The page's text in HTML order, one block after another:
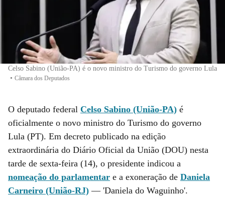
Celso Sabino (União-PA) é o novo ministro do Turismo do governo Lula
• Câmara dos Deputados
O deputado federal Celso Sabino (União-PA) é
oficialmente o novo ministro do Turismo do governo
Lula (PT). Em decreto publicado na edição
extraordinária do Diário Oficial da União (DOU) nesta
tarde de sexta-feira (14), o presidente indicou a
nomeação do parlamentar e a exoneração de Daniela
Carneiro (União-RJ) — 'Daniela do Waguinho'.